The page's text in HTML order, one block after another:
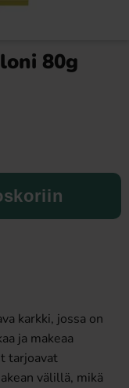
Kirsikka 33cl
80g
karkki, jossa on
ja makeaa
tarjoavat
välillä, mikä